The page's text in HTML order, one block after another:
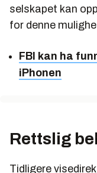
selskapet kan
for denne
FBI kan ha
iPhonen
Rettslig
Tidligere